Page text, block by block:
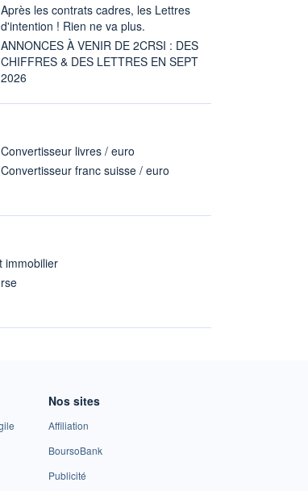
Après les contrats cadres, les Lettres
d'intention ! Rien ne va plus.
ANNONCES À VENIR DE 2CRSI : DES
CHIFFRES & DES LETTRES EN SEPT
2026
Convertisseur livres / euro
Convertisseur franc suisse / euro
immobilier
Nos sites
Affiliation
BoursoBank
Publicité